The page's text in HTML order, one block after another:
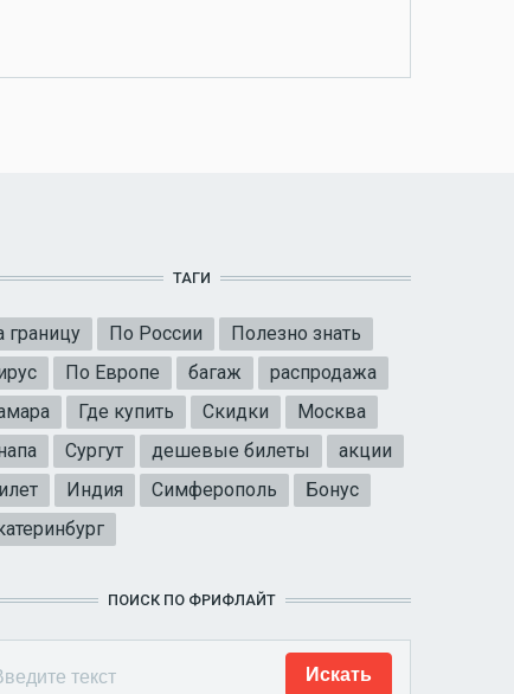
ТАГИ
границу По России
Полезно знать
По Европе багаж
распродажа
Где купить Скидки
Москва
Сургут дешевые билеты
акции
Индия Симферополь
Бонус
ПОИСК ПО ФРИФЛАЙТ